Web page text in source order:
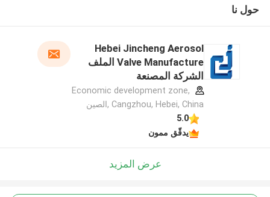
حول نا
Hebei Jincheng Aerosol
Valve Manufacture الملف
الشركة المصنعة
Economic development zone,
Cangzhou, Hebei, China ,الصين
5.0
يدقّق ممون
عرض المزيد